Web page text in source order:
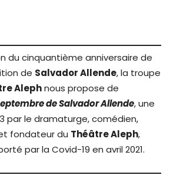
du cinquantième anniversaire de
de Salvador Allende, la troupe
Alephnous propose de
de Salvador Allende, une
par le dramaturge, comédien,
fondateur du Théâtre Aleph,
par la Covid-19 en avril 2021.